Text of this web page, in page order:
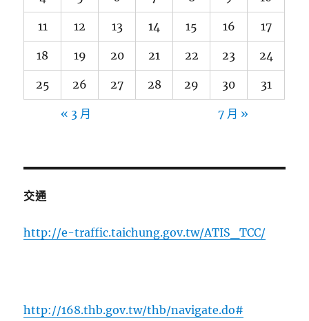
11 12 13 14 15 16 17
18 19 20 21 22 23 24
25 26 27 28 29 30 31
« 3 月 7 月 »
交通
http://e-traffic.taichung.gov.tw/ATIS_TCC/
http://168.thb.gov.tw/thb/navigate.do#